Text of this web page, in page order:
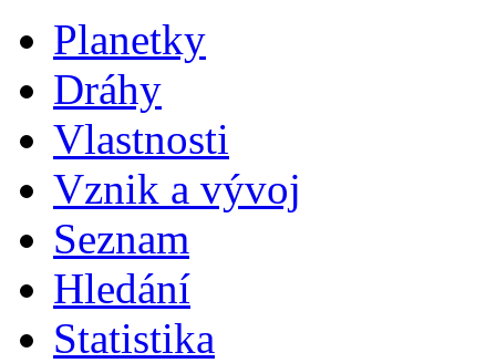
Planetky
Dráhy
Vlastnosti
Vznik a vývoj
Seznam
Hledání
Statistika